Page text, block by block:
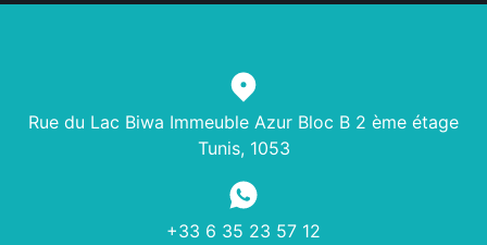
Rue du Lac Biwa Immeuble Azur Bloc B 2 ème étage
Tunis, 1053
+33 6 35 23 57 12